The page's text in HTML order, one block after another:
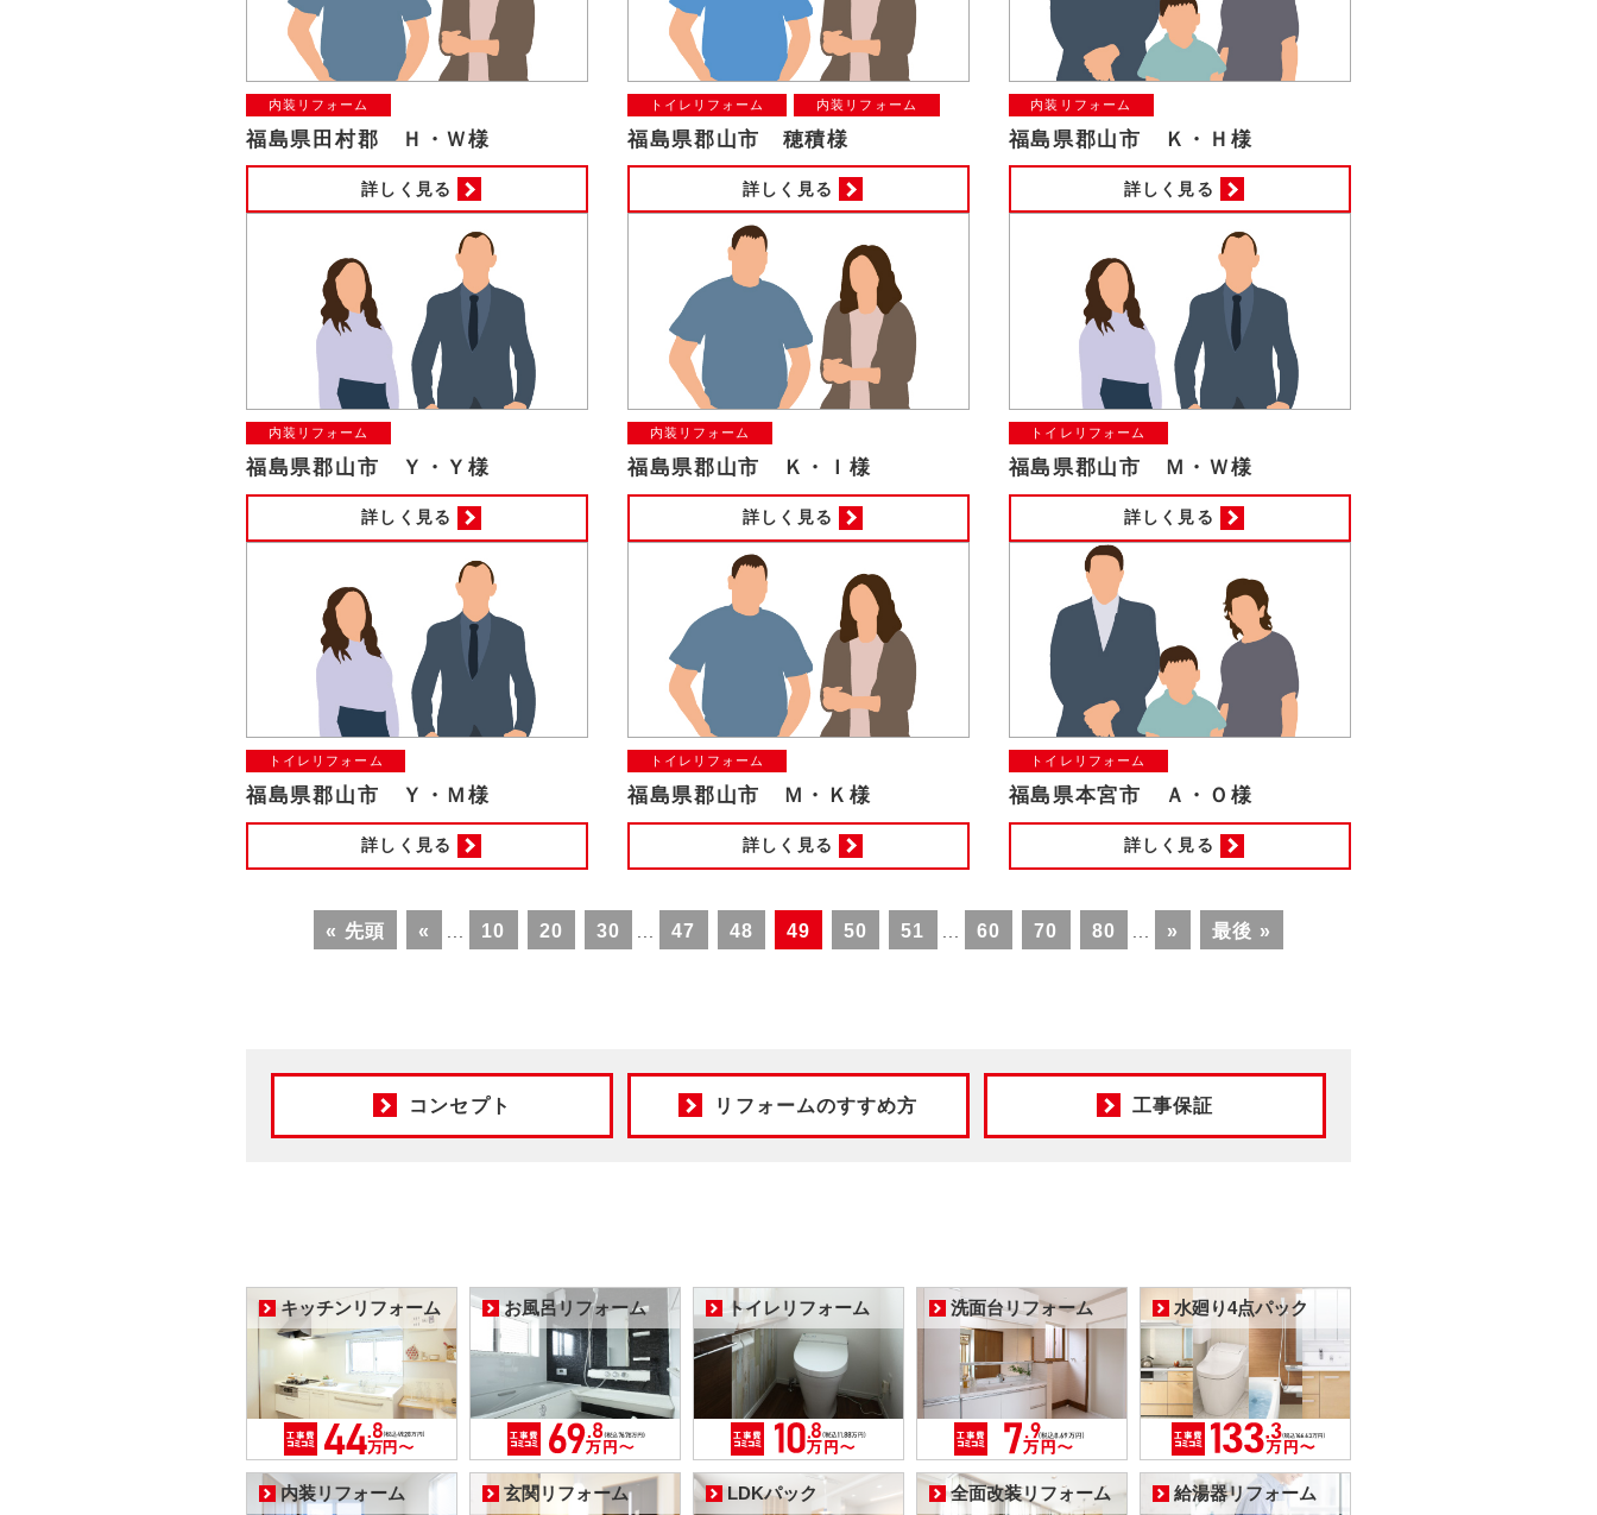
内装リフォーム
福島県田村郡 Ｈ・Ｗ様
詳しく見る
トイレリフォーム 内装リフォーム
福島県郡山市 穂積様
詳しく見る
内装リフォーム
福島県郡山市 Ｋ・Ｈ様
詳しく見る
内装リフォーム
福島県郡山市 Ｙ・Ｙ様
詳しく見る
内装リフォーム
福島県郡山市 Ｋ・Ｉ様
詳しく見る
トイレリフォーム
福島県郡山市 Ｍ・Ｗ様
詳しく見る
トイレリフォーム
福島県郡山市 Ｙ・Ｍ様
詳しく見る
トイレリフォーム
福島県郡山市 Ｍ・Ｋ様
詳しく見る
トイレリフォーム
福島県本宮市 Ａ・Ｏ様
詳しく見る
« 先頭 « 10 20 30 47 48 49 50 51 60 70 80 » 最後 »
コンセプト リフォームのすすめ方 工事保証
キッチンリフォーム お風呂リフォーム トイレリフォーム 洗面台リフォーム 水廻り4点パック
内装リフォーム 玄関リフォーム LDKパック 全面改装リフォーム 給湯器リフォーム